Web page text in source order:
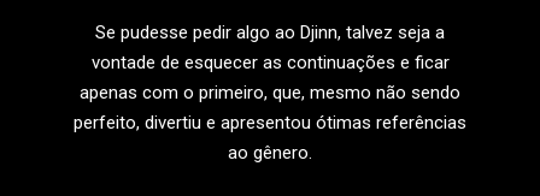
Se pudesse pedir algo ao Djinn, talvez seja a
vontade de esquecer as continuações e ficar
apenas com o primeiro, que, mesmo não sendo
perfeito, divertiu e apresentou ótimas referências
ao gênero.